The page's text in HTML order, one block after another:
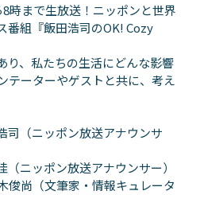
時まで生放送！ニッポンと世界
番組『飯田浩司のOK! Cozy
り、私たちの生活にどんな影響
テーターやゲストと共に、考え
（ニッポン放送アナウンサ
ニッポン放送アナウンサー）
尚（文筆家・情報キュレータ